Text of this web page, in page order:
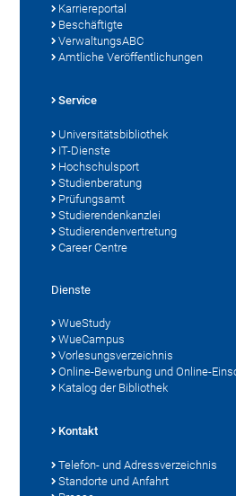
Karriereportal
Beschäftigte
VerwaltungsABC
Amtliche Veröffentlichungen
Service
Universitätsbibliothek
IT-Dienste
Hochschulsport
Studienberatung
Prüfungsamt
Studierendenkanzlei
Studierendenvertretung
Career Centre
Dienste
WueStudy
WueCampus
Vorlesungsverzeichnis
Online-Bewerbung und Online-
Katalog der Bibliothek
Kontakt
Telefon- und Adressverzeichnis
Standorte und Anfahrt